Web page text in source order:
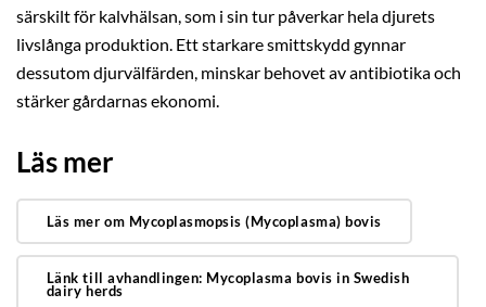
särskilt för kalvhälsan, som i sin tur påverkar hela djurets
livslånga produktion. Ett starkare smittskydd gynnar
dessutom djurvälfärden, minskar behovet av antibiotika och
stärker gårdarnas ekonomi.
Läs mer
Läs mer om Mycoplasmopsis (Mycoplasma) bovis
Länk till avhandlingen: Mycoplasma bovis in Swedish
dairy herds